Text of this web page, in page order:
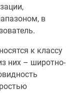
в
к классу
них – широтно-